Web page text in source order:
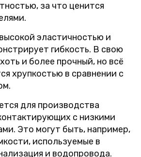
за что ценится
эластичностью и
гибкость. В свою
и более прочный, но всё
хрупкостью в сравнении с
для производства
с низкими
Это могут быть, например,
используемые в
и водопровода.